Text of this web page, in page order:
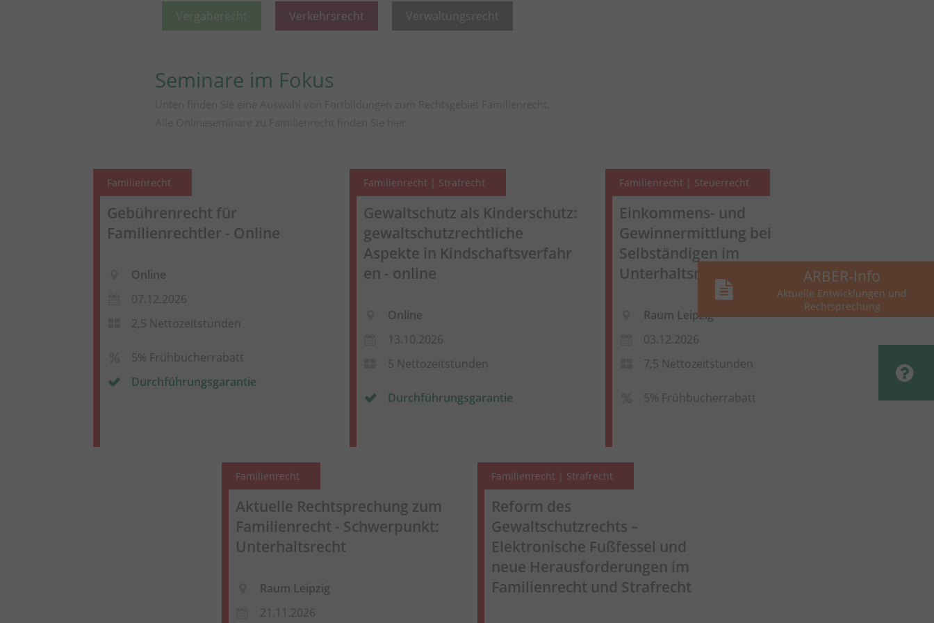
Vergaberecht Verkehrsrecht Verwaltungsrecht
Seminare im Fokus
Familienrecht
Gebührenrecht für
Familienrechtler - Online
Online
07.12.2026
2,5 Nettozeitstunden
5% Frühbucherrabatt
Durchführungsgarantie
Familienrecht | Strafrecht
Gewaltschutz als Kinderschutz:
gewaltschutzrechtliche
Aspekte in Kindschaftsverfahr
en - online
Online
13.10.2026
5 Nettozeitstunden
Durchführungsgarantie
Familienrecht | Steuerrecht
Einkommens- und
Gewinnermittlung bei
Selbständigen im
Unterhaltsrecht
Raum Leipzig
03.12.2026
7,5 Nettozeitstunden
5% Frühbucherrabatt
Familienrecht
Aktuelle Rechtsprechung zum
Familienrecht - Schwerpunkt:
Unterhaltsrecht
Raum Leipzig
21.11.2026
Familienrecht | Strafrecht
Reform des
Gewaltschutzrechts –
Elektronische Fußfessel und
neue Herausforderungen im
Familienrecht und Strafrecht
ARBER-Info
Aktuelle Entwicklungen und
Rechtsprechung